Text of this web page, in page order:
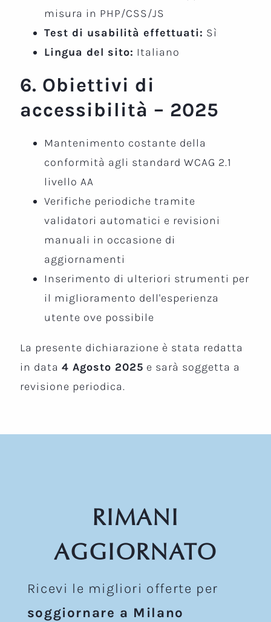
misura in PHP/CSS/JS
Test di usabilità effettuati: Sì
Lingua del sito: Italiano
6. Obiettivi di
accessibilità – 2025
Mantenimento costante della
conformità agli standard WCAG 2.1
livello AA
Verifiche periodiche tramite
validatori automatici e revisioni
manuali in occasione di
aggiornamenti
Inserimento di ulteriori strumenti per
il miglioramento dell'esperienza
utente ove possibile
La presente dichiarazione è stata redatta
in data4 Agosto 2025 e sarà soggetta a
revisione periodica.
RIMANI
AGGIORNATO
Ricevi le migliori offerte per
soggiornare a Milano